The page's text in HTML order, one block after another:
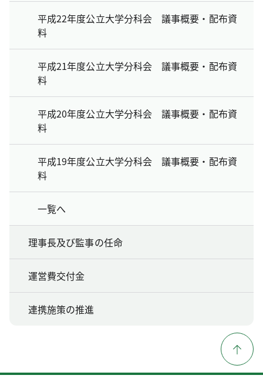
平成22年度公立大学分科会 議事概要・配布資
料
平成21年度公立大学分科会 議事概要・配布資
料
平成20年度公立大学分科会 議事概要・配布資
料
平成19年度公立大学分科会 議事概要・配布資
料
一覧へ
理事長及び監事の任命
運営費交付金
連携施策の推進